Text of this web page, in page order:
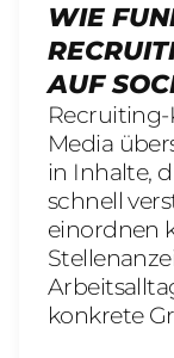
WIE
AUF
Media
in Inhalte,
schnell
einordnen
konkrete